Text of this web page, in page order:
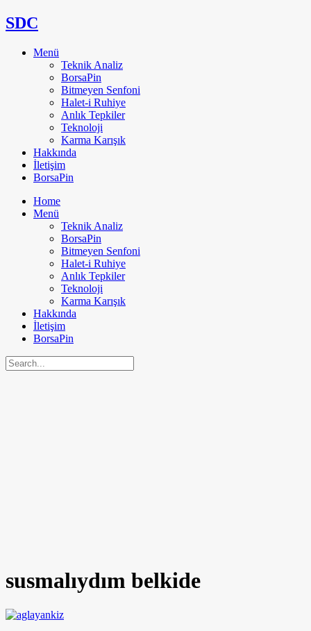
SDC
Menü
Teknik Analiz
BorsaPin
Bitmeyen Senfoni
Halet-i Ruhiye
Anlık Tepkiler
Teknoloji
Karma Karışık
Hakkında
İletişim
BorsaPin
Home
Menü
Teknik Analiz
BorsaPin
Bitmeyen Senfoni
Halet-i Ruhiye
Anlık Tepkiler
Teknoloji
Karma Karışık
Hakkında
İletişim
BorsaPin
susmalıydım belkide